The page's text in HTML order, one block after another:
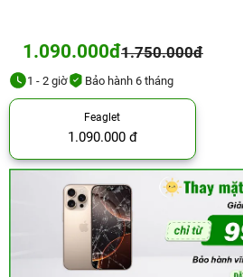
1.090.000đ1.750.000đ
1 - 2 giờ Bảo hành 6 tháng
Feaglet
1.090.000 đ